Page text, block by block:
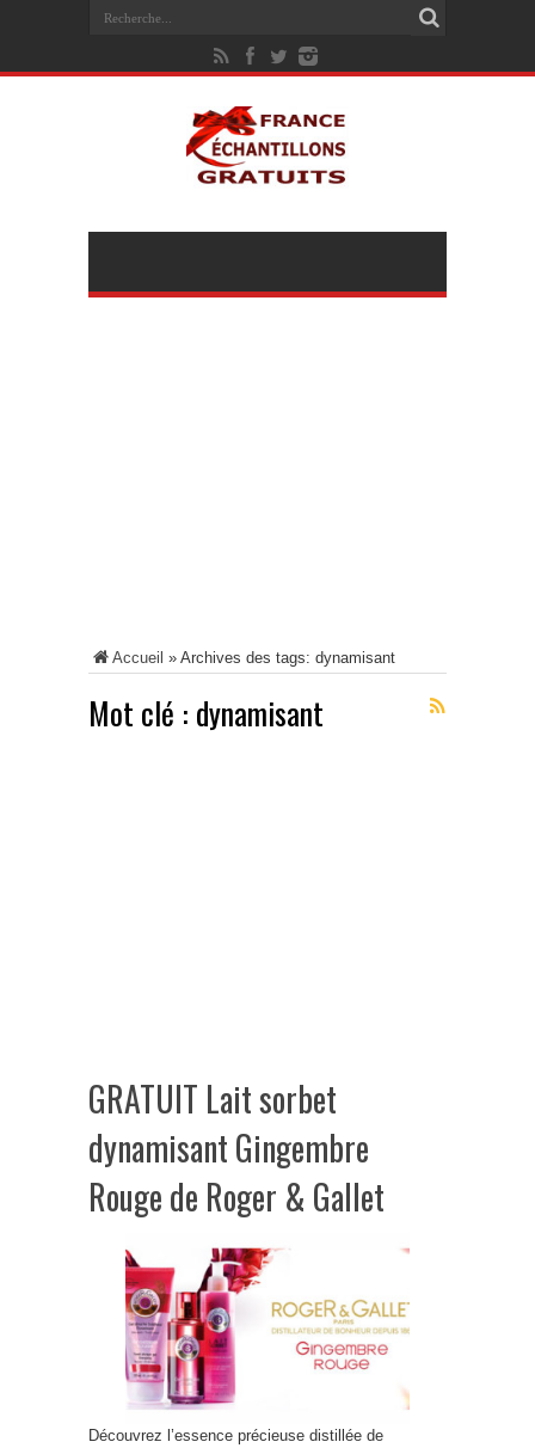
Accueil » Archives des tags: dynamisant
Mot clé : dynamisant
GRATUIT Lait sorbet
dynamisant Gingembre
Rouge de Roger & Gallet
Découvrez l’essence précieuse distillée de